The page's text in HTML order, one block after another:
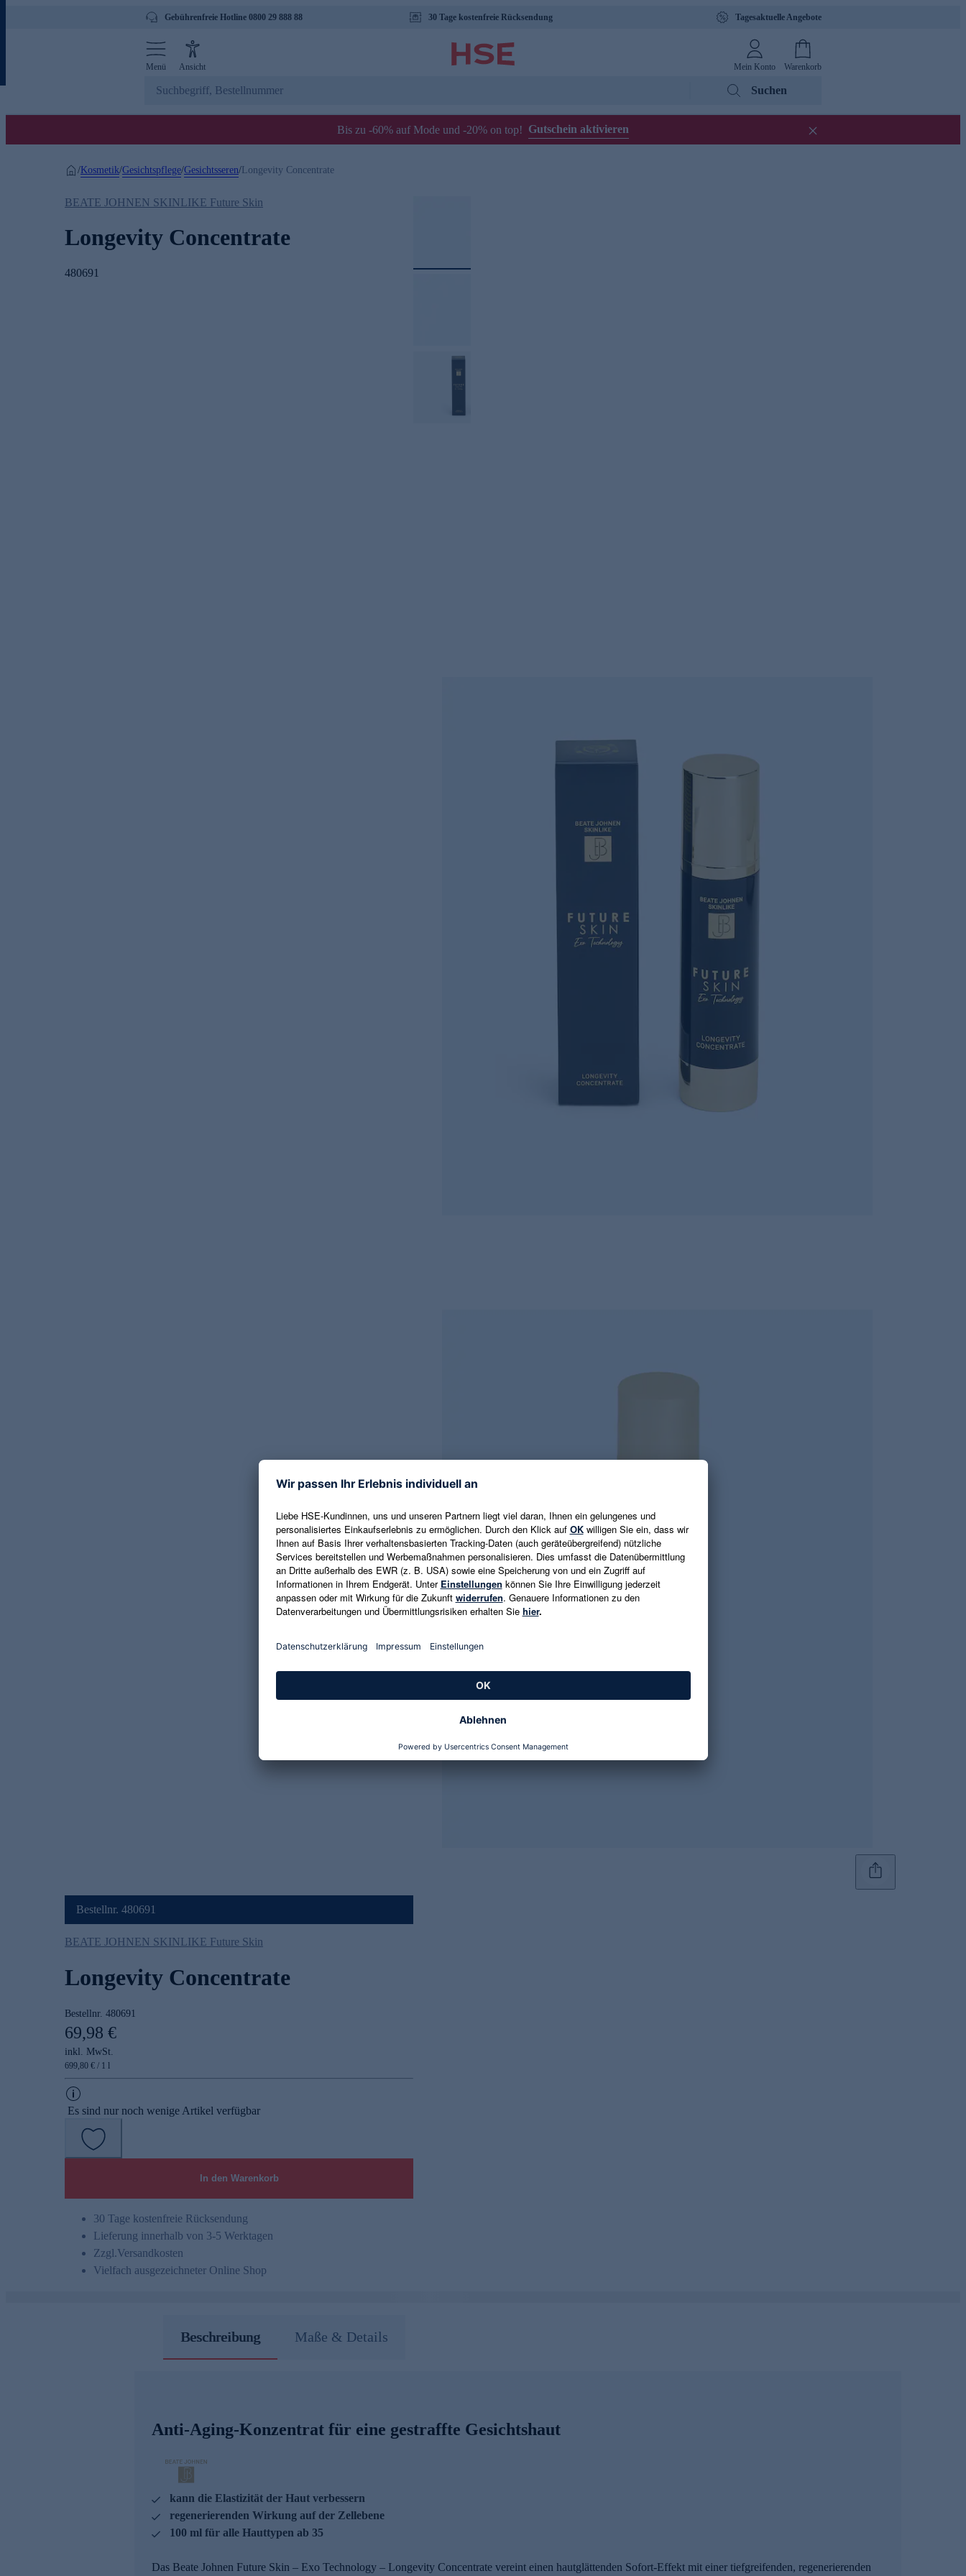
Gebührenfreie Hotline 0800 29 888 88 30 Tage kostenfreie Rücksendung Tagesaktuelle Angebote
Menü Ansicht Mein Konto Warenkorb
Suchen
Bis zu -60% auf Mode und -20% on top! Gutschein aktivieren
/Kosmetik/Gesichtspflege/Gesichtsseren/ Longevity Concentrate
BEATE JOHNEN SKINLIKE Future Skin
Longevity Concentrate
480691
Bestellnr. 480691
BEATE JOHNEN SKINLIKE Future Skin
Longevity Concentrate
Bestellnr. 480691
69,98 €
inkl. MwSt.
699,80 € / 1 l
Es sind nur noch wenige Artikel verfügbar
In den Warenkorb
30 Tage kostenfreie Rücksendung
Lieferung innerhalb von 3-5 Werktagen
Zzgl.Versandkosten
Vielfach ausgezeichneter Online Shop
Beschreibung Maße & Details
Anti-Aging-Konzentrat für eine gestraffte Gesichtshaut
kann die Elastizität der Haut verbessern
regenerierenden Wirkung auf der Zellebene
100 ml für alle Hauttypen ab 35
Das Beate Johnen Future Skin – Exo Technology – Longevity Concentrate vereint einen hautglättenden Sofort-Effekt mit einer tiefgreifenden, regenerierenden